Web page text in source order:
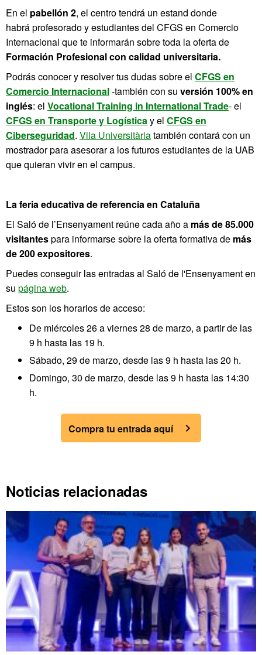
En el pabellón 2, el centro tendrá un estand donde
habrá profesorado y estudiantes del CFGS en Comercio
Internacional que te informarán sobre toda la oferta de
Formación Profesional con calidad universitaria.
Podrás conocer y resolver tus dudas sobre el CFGS en
Comercio Internacional-también con su versión 100% en
inglés: el Vocational Training in International Trade- el
CFGS en Transporte y Logísticay el CFGS en
Ciberseguridad. Vila Universitàriatambién contará con un
mostrador para asesorar a los futuros estudiantes de la UAB
que quieran vivir en el campus.
La feria educativa de referencia en Cataluña
El Saló de l’Ensenyament reúne cada año a más de 85.000
visitantespara informarse sobre la oferta formativa de más
de 200 expositores.
Puedes conseguir las entradas al Saló de l'Ensenyament en
su página web.
Estos son los horarios de acceso:
De miércoles 26 a viernes 28 de marzo, a partir de las
9 h hasta las 19 h.
Sábado, 29 de marzo, desde las 9 h hasta las 20 h.
Domingo, 30 de marzo, desde las 9 h hasta las 14:30
h.
Compra tu entrada aquí
Noticias relacionadas